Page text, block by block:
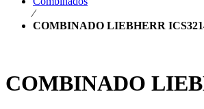
⁄
COMBINADO LIEBHERR
COMBINADO